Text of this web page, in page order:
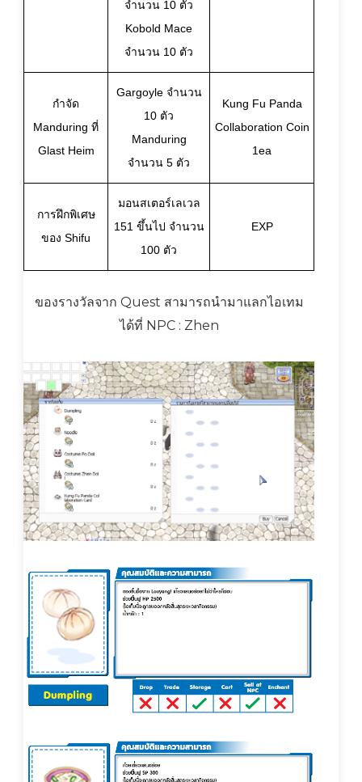
จำนวน 10 ตัว
Kobold Mace
จำนวน 10 ตัว
กำจัด
Manduring ที่
Glast Heim
Gargoyle จำนวน
10 ตัว
Manduring
จำนวน 5 ตัว
Kung Fu Panda
Collaboration Coin
1ea
การฝึกพิเศษ
ของ Shifu
มอนสเตอร์เลเวล
151 ขึ้นไป จำนวน
100 ตัว
EXP
ของรางวัลจาก Quest สามารถนำมาแลกไอเทม
ได้ที่ NPC : Zhen